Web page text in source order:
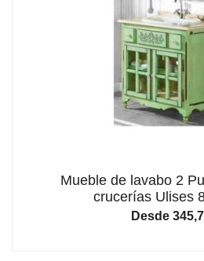
Mueble de lavabo 2
crucerías Ulises
Desde